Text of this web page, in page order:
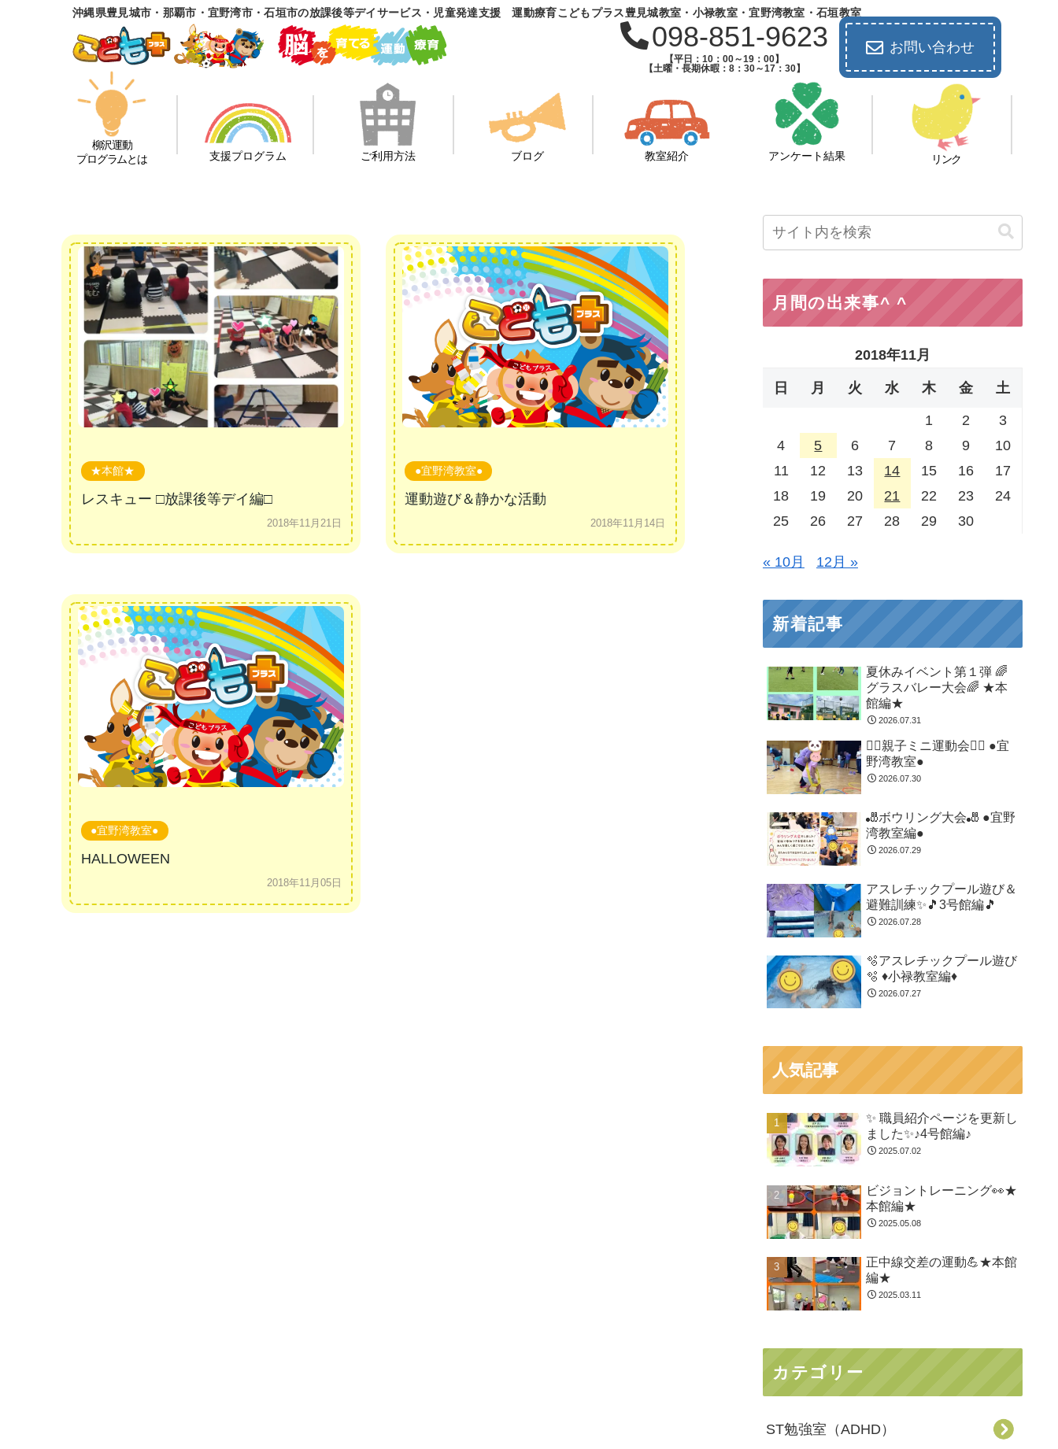
沖縄県豊見城市・那覇市・宜野湾市・石垣市の放課後等デイサービス・児童発達支援 運動療育こどもプラス豊見城教室・小禄教室・宜野湾教室・石垣教室
098-851-9623
【平日：10：00～19：00】
【土曜・長期休暇：8：30～17：30】
お問い合わせ
柳沢運動
プログラムとは
支援プログラム ご利用方法 ブログ 教室紹介 アンケート結果 リンク
★本館★
レスキュー □放課後等デイ編□
2018年11月21日
●宜野湾教室●
運動遊び＆静かな活動
2018年11月14日
●宜野湾教室●
HALLOWEEN
2018年11月05日
月間の出来事^ ^
2018年11月
日 月 火 水 木 金 土
1 2
3
4
5 6 7 8 9
10
11
12 13 14 15 16
17
18
19 20 21 22 23
24
25
26 27 28 29 30
« 10月 12月 »
新着記事
夏休みイベント第１弾 🌈
グラスバレー大会🌈 ★本
館編★
2026.07.31
🏃‍♂️親子ミニ運動会🏃‍♂️ ●宜
野湾教室●
2026.07.30
🎳ボウリング大会🎳 ●宜野
湾教室編●
2026.07.29
アスレチックプール遊び＆
避難訓練✨🎵3号館編🎵
2026.07.28
🫧アスレチックプール遊び
🫧 ♦小禄教室編♦
2026.07.27
人気記事
✨ 職員紹介ページを更新し
ました✨♪4号館編♪
2025.07.02
ビジョントレーニング👀★
本館編★
2025.05.08
正中線交差の運動💪★本館
編★
2025.03.11
カテゴリー
ST勉強室（ADHD）